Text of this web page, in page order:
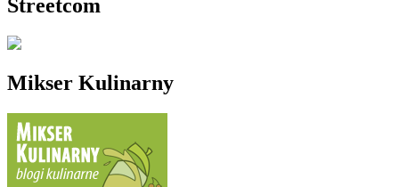
Streetcom
Mikser Kulinarny